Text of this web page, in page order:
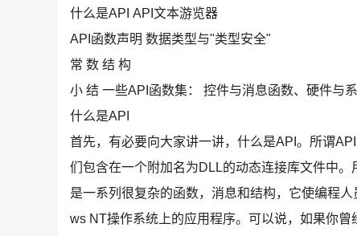
什么是API API文本游览器
API函数声明 数据类型与"类型安全"
常 数 结 构
小 结 一些API函数集： 控件与消息函数、硬件与
什么是API
首先，有必要向大家讲一讲，什么是API。所谓
们包含在一个附加名为DLL的动态连接库文件中
是一系列很复杂的函数，消息和结构，它使编程
ws NT操作系统上的应用程序。可以说，如果你